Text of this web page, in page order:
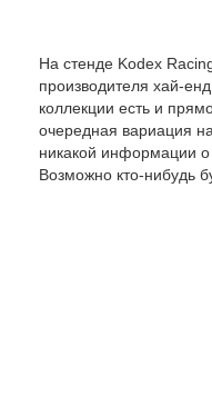
На стенде Kodex
производителя хай-
коллекции есть и
очередная вариация
никакой информации о
Возможно кто-нибудь